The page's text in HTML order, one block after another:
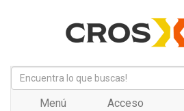
Menú Acceso